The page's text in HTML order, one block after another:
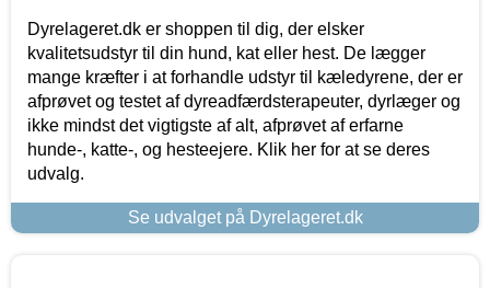
Dyrelageret.dk er shoppen til dig, der elsker
kvalitetsudstyr til din hund, kat eller hest. De lægger
mange kræfter i at forhandle udstyr til kæledyrene, der er
afprøvet og testet af dyreadfærdsterapeuter, dyrlæger og
ikke mindst det vigtigste af alt, afprøvet af erfarne
hunde-, katte-, og hesteejere. Klik her for at se deres
udvalg.
Se udvalget på Dyrelageret.dk